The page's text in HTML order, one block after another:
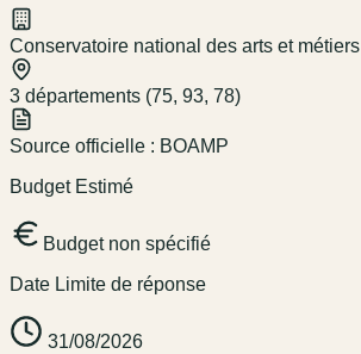
Conservatoire national des arts et métiers
3 départements (75, 93, 78)
Source officielle : BOAMP
Budget Estimé
Budget non spécifié
Date Limite de réponse
31/08/2026